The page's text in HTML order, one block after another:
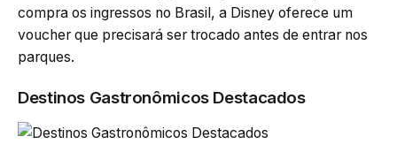
compra os ingressos no Brasil, a Disney oferece um
voucher que precisará ser trocado antes de entrar nos
parques.
Destinos Gastronômicos Destacados